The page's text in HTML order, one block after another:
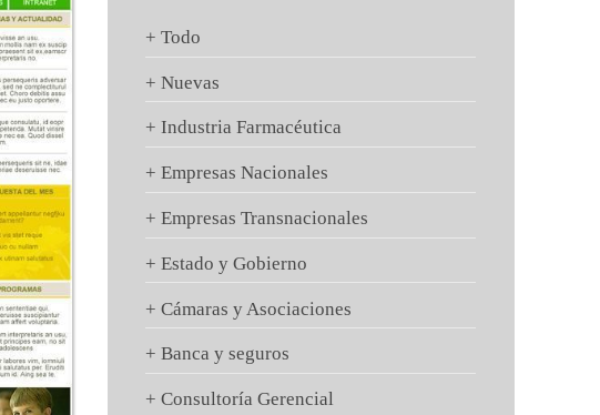
+ Todo
+ Nuevas
+ Industria Farmacéutica
+ Empresas Nacionales
+ Empresas Transnacionales
+ Estado y Gobierno
+ Cámaras y Asociaciones
+ Banca y seguros
+ Consultoría Gerencial